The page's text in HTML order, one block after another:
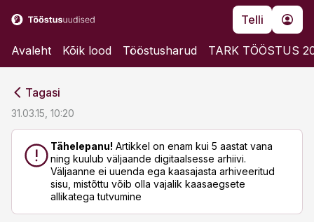
Telli
Avaleht Kõik lood Tööstusharud TARK TÖÖSTUS
Tagasi
31.03.15, 10:20
Tähelepanu! Artikkel on enam kui 5 aastat vana
ning kuulub väljaande digitaalsesse arhiivi.
Väljaanne ei uuenda ega kaasajasta arhiveeritud
sisu, mistõttu võib olla vajalik kaasaegsete
allikatega tutvumine